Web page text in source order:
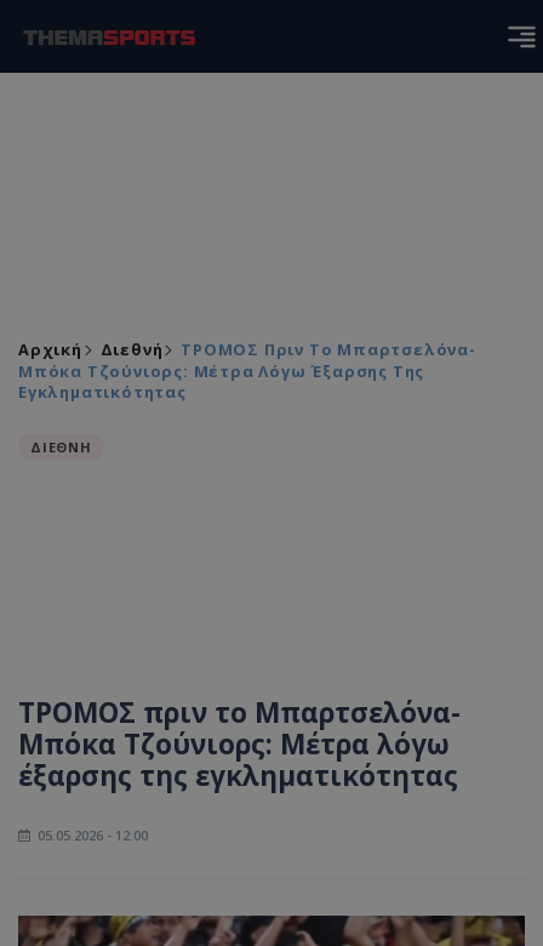
Αρχική Διεθνή
ΤΡΟΜΟΣ Πριν Το Μπαρτσελόνα-
Μπόκα Τζούνιορς: Μέτρα Λόγω Έξαρσης Της
Εγκληματικότητας
ΔΙΕΘΝΗ
ΤΡΟΜΟΣ πριν το Μπαρτσελόνα-
Μπόκα Τζούνιορς: Μέτρα λόγω
έξαρσης της εγκληματικότητας
05.05.2026 - 12:00